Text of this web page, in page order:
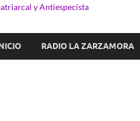
y Antiespecista
RADIO LA ZARZAMORA